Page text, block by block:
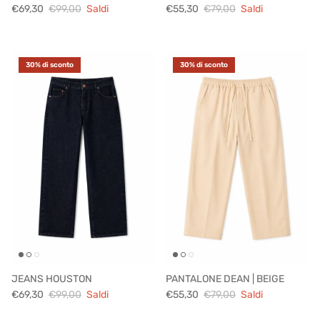
€69,30 €99,00 Saldi
€55,30 €79,00 Saldi
30% di sconto
JEANS HOUSTON
€69,30 €99,00 Saldi
30% di sconto
PANTALONE DEAN | BEIGE
€55,30 €79,00 Saldi